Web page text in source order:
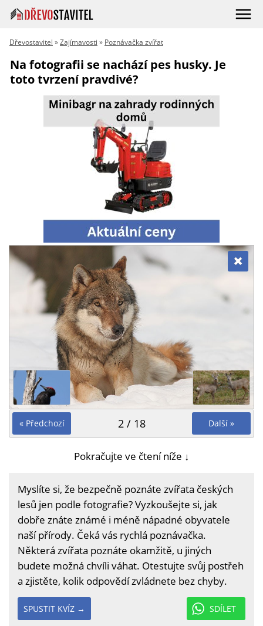
Dřevostavitel »Zajímavosti » Poznávačka zvířat
Na fotografii se nachází pes husky. Je
toto tvrzení pravdivé?
« Předchozí Další »
2 / 18
Pokračujte ve čtení níže ↓
Myslíte si, že bezpečně poznáte zvířata českých
lesů jen podle fotografie? Vyzkoušejte si, jak
dobře znáte známé i méně nápadné obyvatele
naší přírody. Čeká vás rychlá poznávačka.
Některá zvířata poznáte okamžitě, u jiných
budete možná chvíli váhat. Otestujte svůj postřeh
a zjistěte, kolik odpovědí zvládnete bez chyby.
SDÍLET
SPUSTIT KVÍZ →